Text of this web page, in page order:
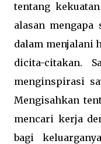
tentang
alasan mengapa
dalam menjalani
dicita-citakan.
menginspirasi
Mengisahkan
mencari kerja
bagi